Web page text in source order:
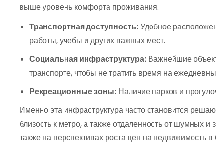
выше уровень комфорта проживания.
Транспортная доступность:Удобное
работы, учебы и других важных мест.
Социальная инфраструктура: Важнейшие
транспорте, чтобы не тратить время на
Рекреационные зоны: Наличие парков и
Именно эта инфраструктура часто становится
близость к метро, а также отдаленность от шумных
также на перспективах роста цен на недвижимость